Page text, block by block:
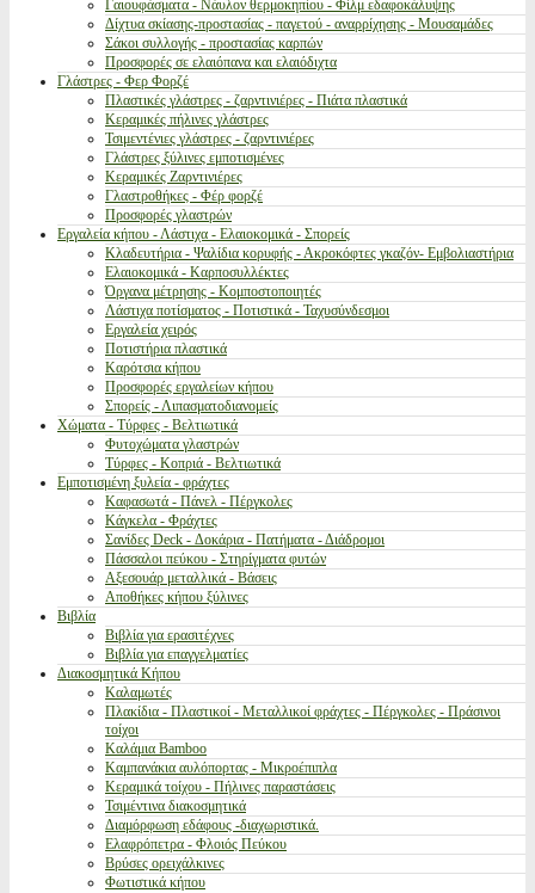
Γαιουφάσματα - Νάυλον θερμοκηπίου - Φίλμ εδαφοκάλυψης
Δίχτυα σκίασης-προστασίας - παγετού - αναρρίχησης - Μουσαμάδες
Σάκοι συλλογής - προστασίας καρπών
Προσφορές σε ελαιόπανα και ελαιόδιχτα
Γλάστρες - Φερ Φορζέ
Πλαστικές γλάστρες - ζαρντινιέρες - Πιάτα πλαστικά
Κεραμικές πήλινες γλάστρες
Τσιμεντένιες γλάστρες - ζαρντινιέρες
Γλάστρες ξύλινες εμποτισμένες
Κεραμικές Ζαρντινιέρες
Γλαστροθήκες - Φέρ φορζέ
Προσφορές γλαστρών
Εργαλεία κήπου - Λάστιχα - Ελαιοκομικά - Σπορείς
Κλαδευτήρια - Ψαλίδια κορυφής - Ακροκόφτες γκαζόν- Εμβολιαστήρια
Ελαιοκομικά - Καρποσυλλέκτες
Όργανα μέτρησης - Κομποστοποιητές
Λάστιχα ποτίσματος - Ποτιστικά - Ταχυσύνδεσμοι
Εργαλεία χειρός
Ποτιστήρια πλαστικά
Καρότσια κήπου
Προσφορές εργαλείων κήπου
Σπορείς - Λιπασματοδιανομείς
Χώματα - Τύρφες - Βελτιωτικά
Φυτοχώματα γλαστρών
Τύρφες - Κοπριά - Βελτιωτικά
Εμποτισμένη ξυλεία - φράχτες
Καφασωτά - Πάνελ - Πέργκολες
Κάγκελα - Φράχτες
Σανίδες Deck - Δοκάρια - Πατήματα - Διάδρομοι
Πάσσαλοι πεύκου - Στηρίγματα φυτών
Αξεσουάρ μεταλλικά - Βάσεις
Αποθήκες κήπου ξύλινες
Βιβλία
Βιβλία για ερασιτέχνες
Βιβλία για επαγγελματίες
Διακοσμητικά Κήπου
Καλαμωτές
Πλακίδια - Πλαστικοί - Μεταλλικοί φράχτες - Πέργκολες - Πράσινοι
τοίχοι
Καλάμια Bamboo
Καμπανάκια αυλόπορτας - Μικροέπιπλα
Κεραμικά τοίχου - Πήλινες παραστάσεις
Τσιμέντινα διακοσμητικά
Διαμόρφωση εδάφους -διαχωριστικά.
Ελαφρόπετρα - Φλοιός Πεύκου
Βρύσες ορειχάλκινες
Φωτιστικά κήπου